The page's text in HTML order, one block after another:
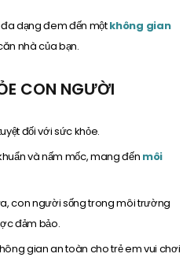
đa dạng đem đến mộtkhông gian
nhà của bạn.
CON NGƯỜI
đối với sức khỏe.
và nấm mốc, mang đến môi
con người sống trong môi trường
đảm bảo.
gian an toàn cho trẻ em vui chơi